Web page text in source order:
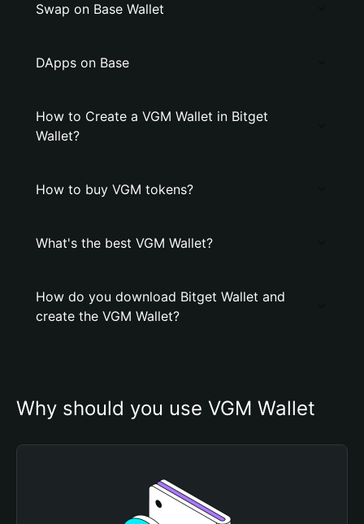
Swap on Base Wallet
DApps on Base
How to Create a VGM Wallet in Bitget
Wallet?
How to buy VGM tokens?
What's the best VGM Wallet?
How do you download Bitget Wallet and
create the VGM Wallet?
Why should you use VGM Wallet